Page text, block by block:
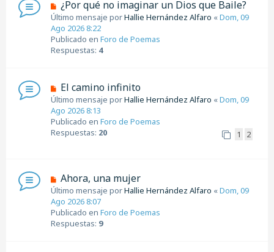
s
a
j
e
N
u
e
v
o
s
a
j
e
¿Por qué no imaginar un Dios que Baile?
Último mensaje porHallie Hernández Alfaro «Dom, 09
Ago 2026 8:22
Publicado en Foro de Poemas
Respuestas: 4
N
u
e
v
o
a
j
e
El camino infinito
Último mensaje porHallie Hernández Alfaro «Dom, 09
Ago 2026 8:13
Publicado en Foro de Poemas
Respuestas: 20 1 2
N
u
e
v
o
Ahora, una mujer
Último mensaje porHallie Hernández Alfaro «Dom, 09
Ago 2026 8:07
Publicado en Foro de Poemas
Respuestas: 9